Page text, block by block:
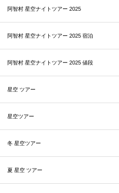
阿智村 星空ナイトツアー 2025
阿智村 星空ナイトツアー 2025 宿泊
阿智村 星空ナイトツアー 2025 値段
星空 ツアー
星空ツアー
冬 星空ツアー
夏 星空 ツアー